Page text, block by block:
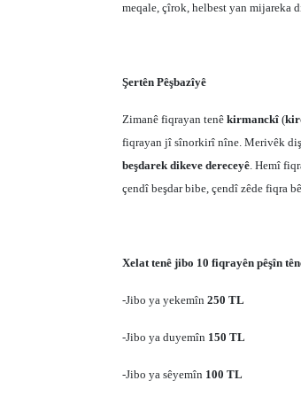
meqale, çîrok, helbest yan mijareka
Şertên Pêşbazîyê
Zimanê fiqrayan tenê kirmanckî (
fiqrayan jî sînorkirî nîne. Merivêk
beşdarek dikeve dereceyê. Hemî
çendî beşdar bibe, çendî zêde fiqra
Xelat tenê jibo 10 fiqrayên pêşîn
-Jibo ya yekemîn 250 TL
-Jibo ya duyemîn 150 TL
-Jibo ya sêyemîn 100 TL